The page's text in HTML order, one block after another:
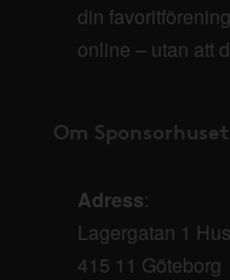
din
online – utan att
Om Sponsorhuset
Adress:
Lagergatan 1
415 11 Göteborg